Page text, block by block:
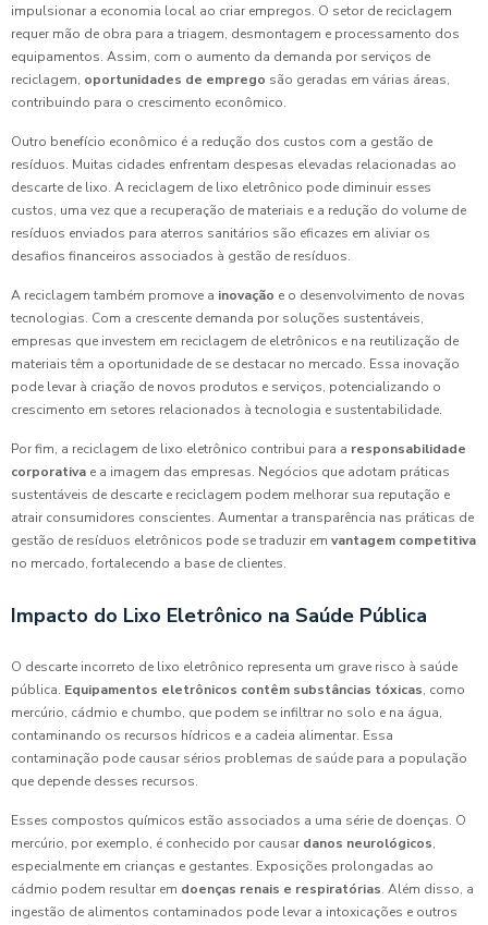
impulsionar a economia local ao criar empregos. O setor de reciclagem
requer mão de obra para a triagem, desmontagem e processamento dos
equipamentos. Assim, com o aumento da demanda por serviços de
reciclagem, oportunidades de emprego são geradas em várias áreas,
contribuindo para o crescimento econômico.
Outro benefício econômico é a redução dos custos com a gestão de
resíduos. Muitas cidades enfrentam despesas elevadas relacionadas ao
descarte de lixo. A reciclagem de lixo eletrônico pode diminuir esses
custos, uma vez que a recuperação de materiais e a redução do volume de
resíduos enviados para aterros sanitários são eficazes em aliviar os
desafios financeiros associados à gestão de resíduos.
A reciclagem também promove a inovação e o desenvolvimento de novas
tecnologias. Com a crescente demanda por soluções sustentáveis,
empresas que investem em reciclagem de eletrônicos e na reutilização de
materiais têm a oportunidade de se destacar no mercado. Essa inovação
pode levar à criação de novos produtos e serviços, potencializando o
crescimento em setores relacionados à tecnologia e sustentabilidade.
Por fim, a reciclagem de lixo eletrônico contribui para a responsabilidade
corporativa e a imagem das empresas. Negócios que adotam práticas
sustentáveis de descarte e reciclagem podem melhorar sua reputação e
atrair consumidores conscientes. Aumentar a transparência nas práticas de
gestão de resíduos eletrônicos pode se traduzir em vantagem competitiva
no mercado, fortalecendo a base de clientes.
Impacto do Lixo Eletrônico na Saúde Pública
O descarte incorreto de lixo eletrônico representa um grave risco à saúde
pública. Equipamentos eletrônicos contêm substâncias tóxicas, como
mercúrio, cádmio e chumbo, que podem se infiltrar no solo e na água,
contaminando os recursos hídricos e a cadeia alimentar. Essa
contaminação pode causar sérios problemas de saúde para a população
que depende desses recursos.
Esses compostos químicos estão associados a uma série de doenças. O
mercúrio, por exemplo, é conhecido por causar danos neurológicos,
especialmente em crianças e gestantes. Exposições prolongadas ao
cádmio podem resultar em doenças renais e respiratórias. Além disso, a
ingestão de alimentos contaminados pode levar a intoxicações e outros